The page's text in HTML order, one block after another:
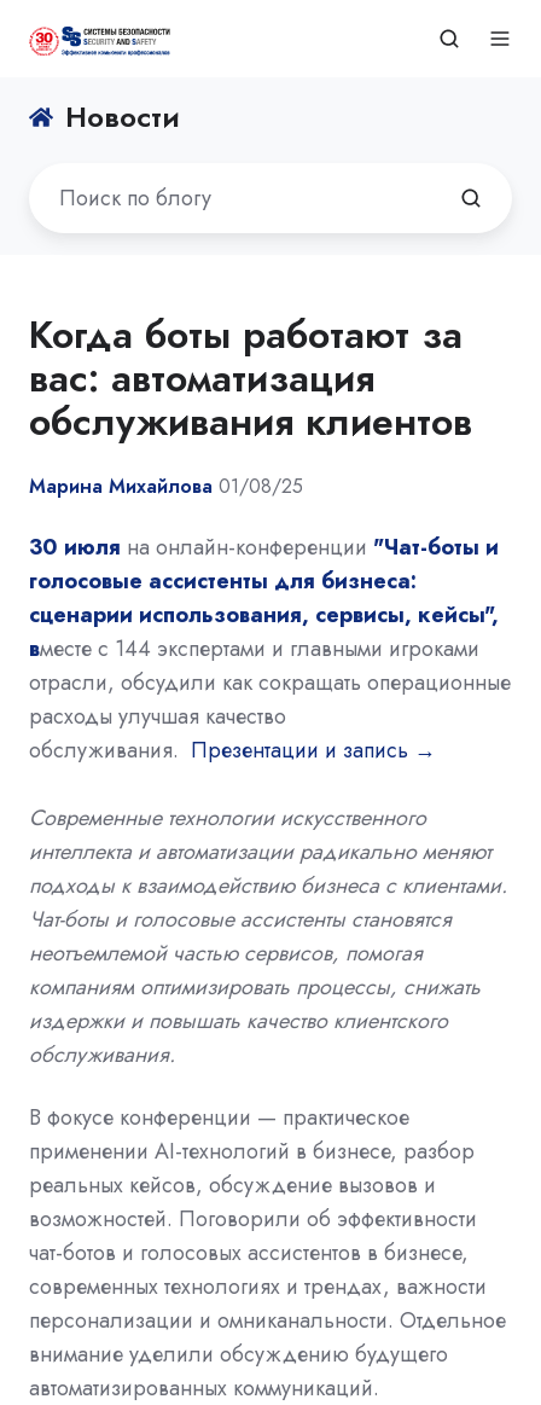
Новости
Когда боты работают за
вас: автоматизация
обслуживания клиентов
Марина Михайлова 01/08/25
30 июля на онлайн-конференции "Чат-боты и
голосовые ассистенты для бизнеса:
сценарии использования, сервисы, кейсы",
вместе с 144 экспертами и главными игроками
отрасли, обсудили как сокращать операционные
расходы улучшая качество
обслуживания. Презентации и запись →
Современные технологии искусственного
интеллекта и автоматизации радикально меняют
подходы к взаимодействию бизнеса с клиентами.
Чат-боты и голосовые ассистенты становятся
неотъемлемой частью сервисов, помогая
компаниям оптимизировать процессы, снижать
издержки и повышать качество клиентского
обслуживания.
В фокусе конференции — практическое
применении AI-технологий в бизнесе, разбор
реальных кейсов, обсуждение вызовов и
возможностей. Поговорили об эффективности
чат-ботов и голосовых ассистентов в бизнесе,
современных технологиях и трендах, важности
персонализации и омниканальности. Отдельное
внимание уделили обсуждению будущего
автоматизированных коммуникаций.